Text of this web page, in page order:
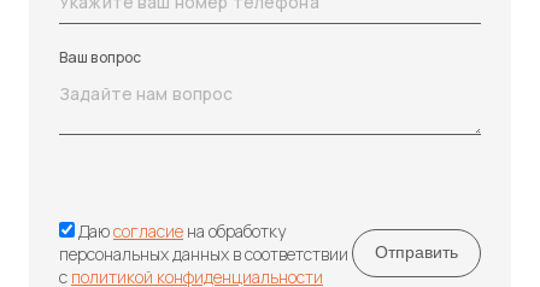
Ваш вопрос
Даюсогласие на обработку
персональных данных в соответствии
с политикой конфиденциальности